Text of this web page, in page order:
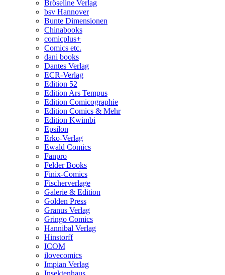
Bröseline Verlag
bsv Hannover
Bunte Dimensionen
Chinabooks
comicplus+
Comics etc.
dani books
Dantes Verlag
ECR-Verlag
Edition 52
Edition Ars Tempus
Edition Comicographie
Edition Comics & Mehr
Edition Kwimbi
Epsilon
Erko-Verlag
Ewald Comics
Fanpro
Felder Books
Finix-Comics
Fischerverlage
Galerie & Edition
Golden Press
Granus Verlag
Gringo Comics
Hannibal Verlag
Hinstorff
ICOM
ilovecomics
Impian Verlag
Insektenhaus